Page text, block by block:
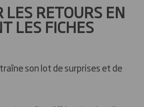
RETOURS EN
LES FICHES
son lot de surprises et de